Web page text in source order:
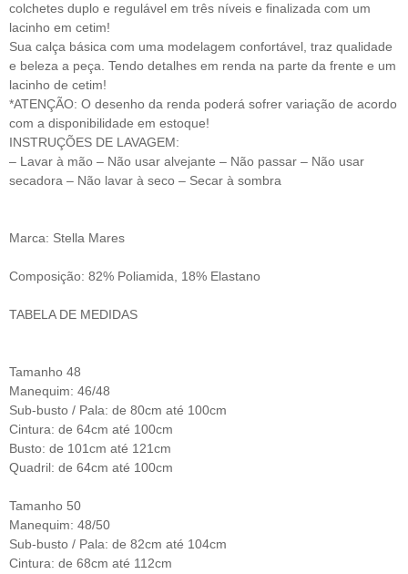
colchetes duplo e regulável em três níveis e finalizada com um
lacinho em cetim!
Sua calça básica com uma modelagem confortável, traz qualidade
e beleza a peça. Tendo detalhes em renda na parte da frente e um
lacinho de cetim!
*ATENÇÃO: O desenho da renda poderá sofrer variação de acordo
com a disponibilidade em estoque!
INSTRUÇÕES DE LAVAGEM:
– Lavar à mão – Não usar alvejante – Não passar – Não usar
secadora – Não lavar à seco – Secar à sombra
Marca: Stella Mares
Composição: 82% Poliamida, 18% Elastano
TABELA DE MEDIDAS
Tamanho 48
Manequim: 46/48
Sub-busto / Pala: de 80cm até 100cm
Cintura: de 64cm até 100cm
Busto: de 101cm até 121cm
Quadril: de 64cm até 100cm
Tamanho 50
Manequim: 48/50
Sub-busto / Pala: de 82cm até 104cm
Cintura: de 68cm até 112cm